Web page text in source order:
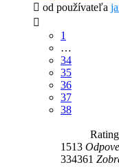
od používateľa
1
…
34
35
36
37
38
1513
334361